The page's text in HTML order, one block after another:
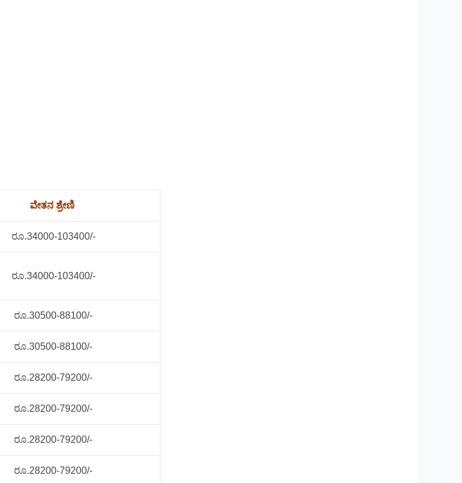
ವೇತನ ಶ್ರೇಣಿ
ರೂ.34000-103400/-
ರೂ.34000-103400/-
ರೂ.30500-88100/-
ರೂ.30500-88100/-
ರೂ.28200-79200/-
ರೂ.28200-79200/-
ರೂ.28200-79200/-
ರೂ.28200-79200/-